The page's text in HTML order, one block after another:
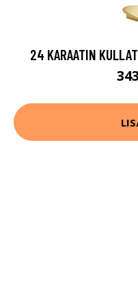
24 KARAATIN